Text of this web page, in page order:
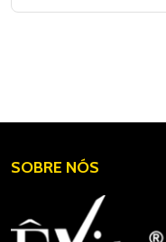
SOBRE NÓS